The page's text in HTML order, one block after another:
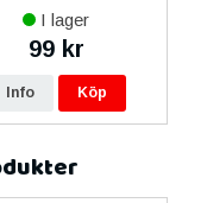
I lager
99 kr
Info Köp